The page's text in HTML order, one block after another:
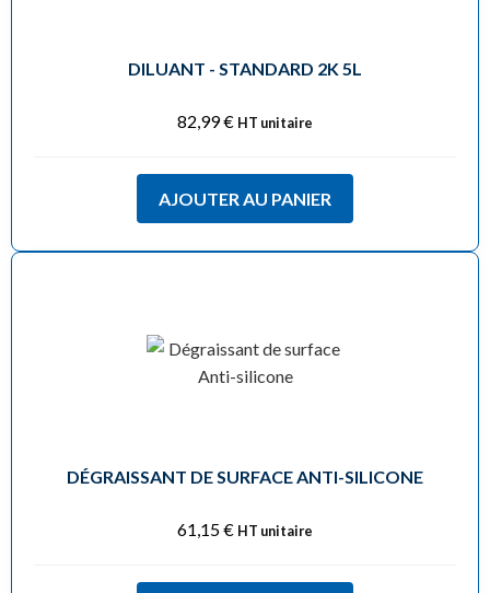
DILUANT - STANDARD 2K 5L
82,99€ HT unitaire
AJOUTER AU PANIER
DÉGRAISSANT DE SURFACE ANTI-SILICONE
61,15€ HT unitaire